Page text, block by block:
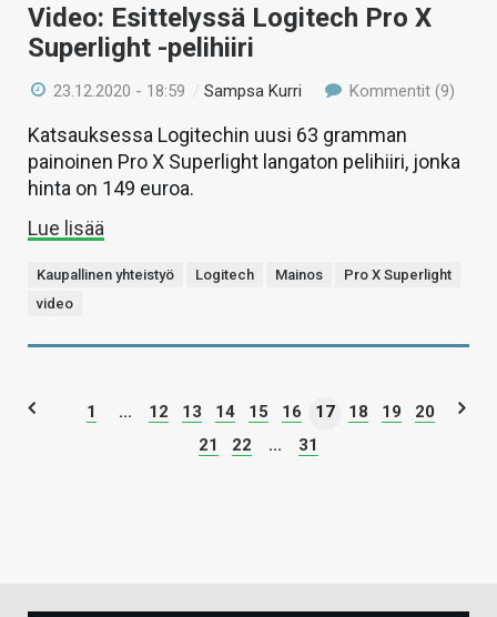
Video: Esittelyssä Logitech Pro X
Superlight -pelihiiri
23.12.2020 - 18:59 /Sampsa Kurri Kommentit (9)
Katsauksessa Logitechin uusi 63 gramman
painoinen Pro X Superlight langaton pelihiiri, jonka
hinta on 149 euroa.
Lue lisää
Kaupallinen yhteistyö Logitech Mainos
Pro X Superlight
video
1 ... 12 13 14 15 16 17 18 19
20
21
22 ... 31